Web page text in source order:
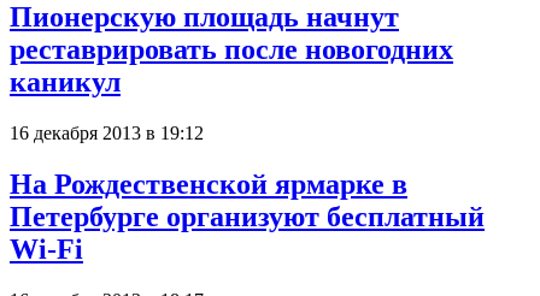
Пионерскую площадь начнут
реставрировать после новогодних
каникул
16 декабря 2013 в 19:12
На Рождественской ярмарке в
Петербурге организуют бесплатный
Wi-Fi